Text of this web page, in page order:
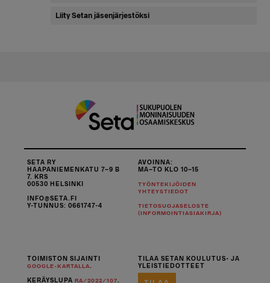
Liity Setan jäsenjärjestöksi
SETA RY
HAAPANIEMENKATU 7–9 B
7. KRS
00530 HELSINKI
INFO@SETA.FI
Y-TUNNUS: 0661747-4
AVOINNA:
MA–TO KLO 10–15
TYÖNTEKIJÖIDEN
YHTEYSTIEDOT
TIETOSUOJASELOSTE
(INFORMOINTIASIAKIRJA)
TOIMISTON SIJAINTI
GOOGLE-KARTALLA
KERÄYSLUPARA/2022/107
TILAA SETAN KOULUTUS- JA
YLEISTIEDOTTEET